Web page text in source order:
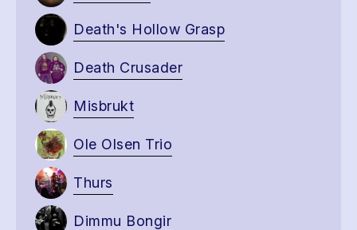
Death's Hollow Grasp
Death Crusader
Misbrukt
Ole Olsen Trio
Thurs
Dimmu Bongir